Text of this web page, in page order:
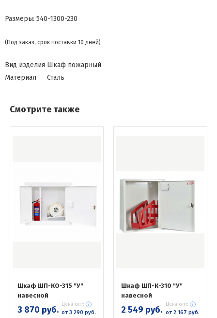
Размеры: 540-1300-230
(Под заказ, срок поставки 10 дней)
Вид изделия Шкаф пожарный
Материал
Сталь
Смотрите также
Шкаф ШП-КО-315 "У"
навесной
3 870 руб. Цена опт:
от 3 290 руб.
Шкаф ШП-К-310 "У"
навесной
2 549 руб. Цена опт:
от 2 167 руб.